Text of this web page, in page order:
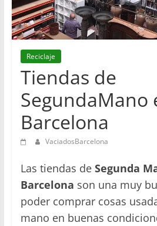
en
Barcelona
Reciclaje
Tiendas de
SegundaMano
Barcelona
VaciadosBarcelona
Las tiendas de Segunda
Barcelona son una muy
poder comprar cosas
mano en buenas